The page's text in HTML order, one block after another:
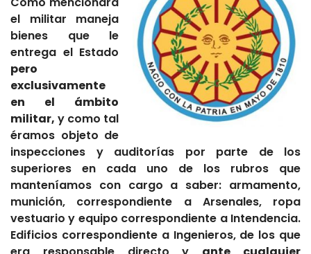
el militar maneja
bienes que le
entrega el Estado
pero
exclusivamente
en el ámbito
militar, y como tal
éramos objeto de
inspecciones y auditorías por parte de los
superiores en cada uno de los rubros que
manteníamos con cargo a saber: armamento,
munición, correspondiente a Arsenales, ropa
vestuario y equipo correspondiente a Intendencia.
Edificios correspondiente a Ingenieros, de los que